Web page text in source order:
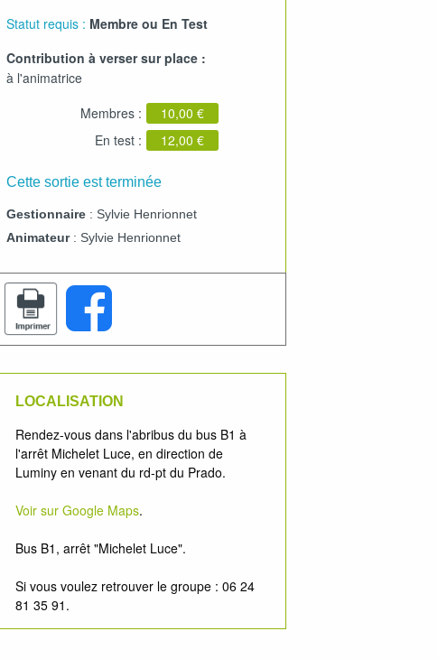
Statut requis : Membre ou En Test
Contribution à verser sur place :
à l'animatrice
Membres :
10,00 €
En test :
12,00 €
Cette sortie est terminée
Gestionnaire : Sylvie Henrionnet
Animateur: Sylvie Henrionnet
LOCALISATION
Rendez-vous dans l'abribus du bus B1 à
l'arrêt Michelet Luce, en direction de
Luminy en venant du rd-pt du Prado.
Voir sur Google Maps.
Bus B1, arrêt "Michelet Luce".
Si vous voulez retrouver le groupe : 06 24
81 35 91.